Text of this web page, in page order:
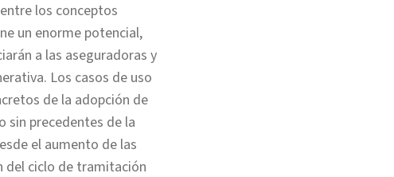
los conceptos
un enorme potencial,
a las aseguradoras y
Los casos de uso
de la adopción de
sin precedentes de la
el aumento de las
del ciclo de tramitación